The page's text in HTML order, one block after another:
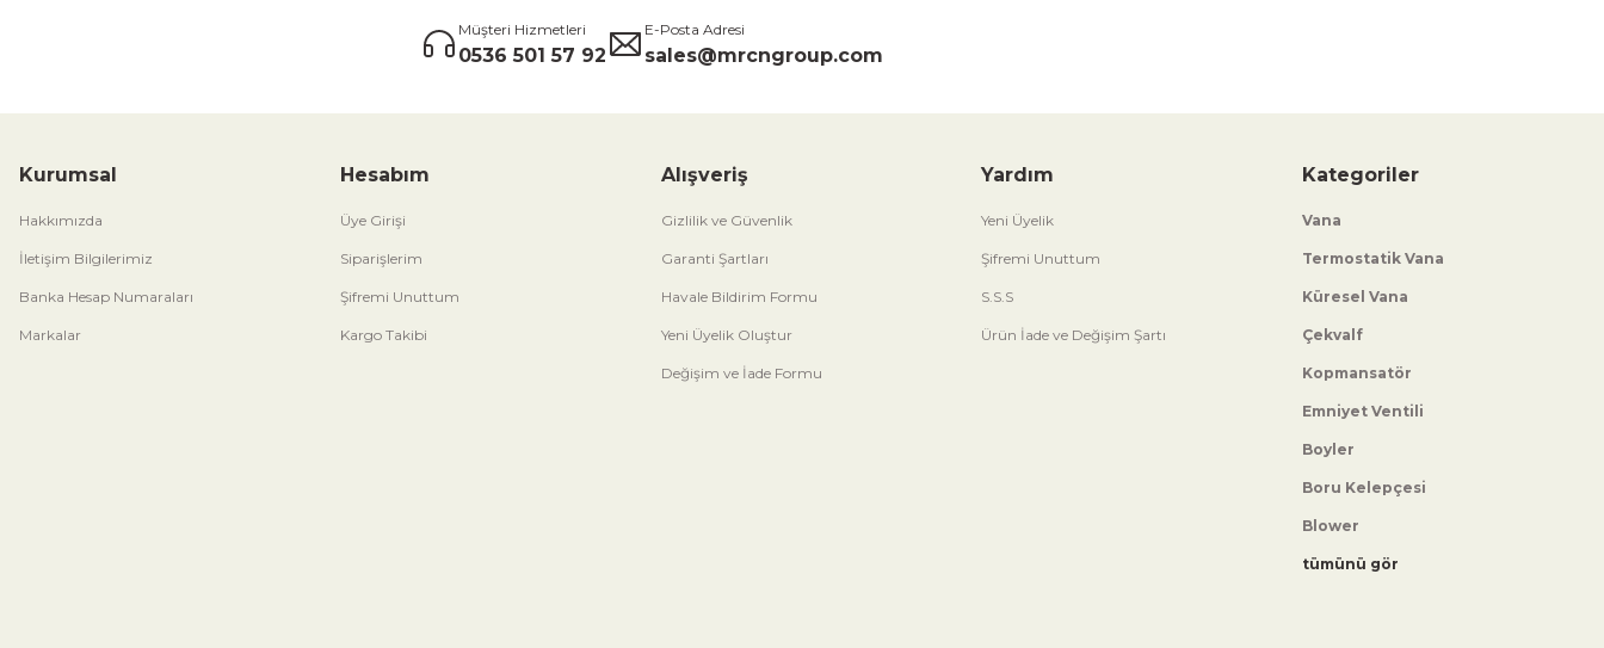
Müşteri Hizmetleri
0536 501 57 92
E-Posta Adresi
sales@mrcngroup.com
Kurumsal
Hakkımızda
İletişim Bilgilerimiz
Banka Hesap Numaraları
Markalar
Hesabım
Üye Girişi
Siparişlerim
Şifremi Unuttum
Kargo Takibi
Alışveriş
Gizlilik ve Güvenlik
Garanti Şartları
Havale Bildirim Formu
Yeni Üyelik Oluştur
Değişim ve İade Formu
Yardım
Yeni Üyelik
Şifremi Unuttum
S.S.S
Ürün İade ve Değişim Şartı
Kategoriler
Vana
Termostatik Vana
Küresel Vana
Çekvalf
Kopmansatör
Emniyet Ventili
Boyler
Boru Kelepçesi
Blower
tümünü gör